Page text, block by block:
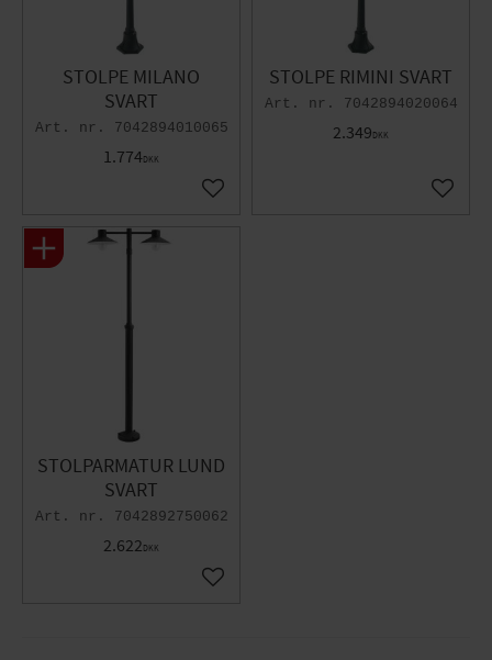
STOLPE MILANO
SVART
7042894010065
1.774DKK
Gem som favorit
STOLPE RIMINI SVART
7042894020064
2.349DKK
Gem
STOLPARMATUR LUND
SVART
7042892750062
2.622DKK
Gem som favorit